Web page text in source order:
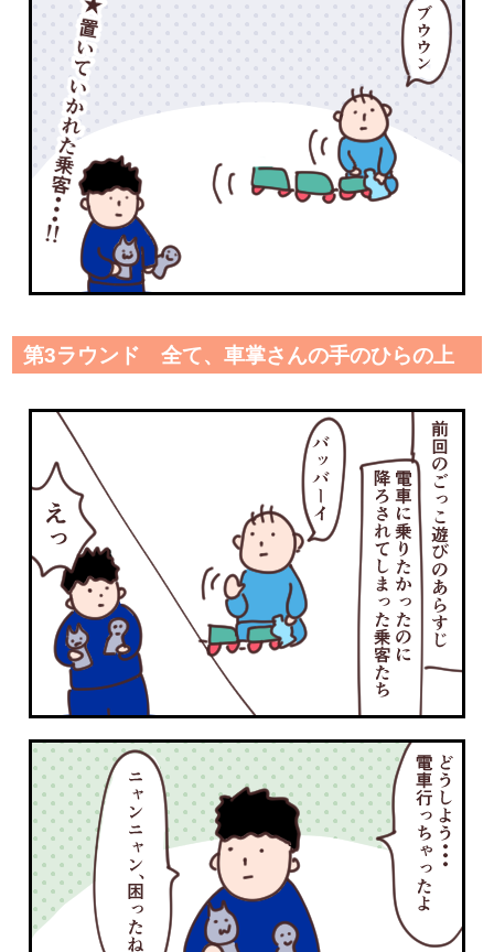
第3ラウンド 全て、車掌さんの手のひらの上